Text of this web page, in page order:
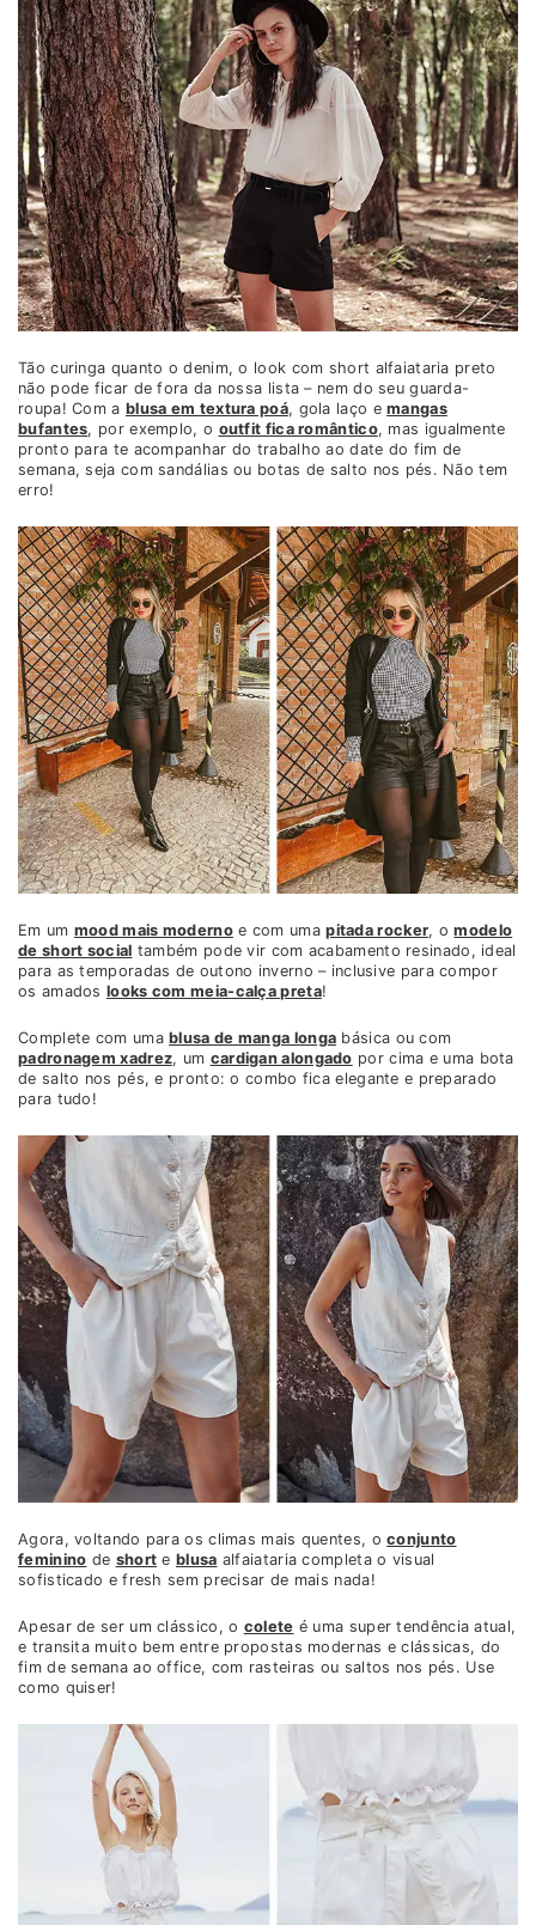
Tão curinga quanto o denim, o look com short alfaiataria preto
não pode ficar de fora da nossa lista – nem do seu guarda-
roupa! Com a blusa em textura poá, gola laço emangas
bufantes, por exemplo, o outfit fica romântico, mas igualmente
pronto para te acompanhar do trabalho ao date do fim de
semana, seja com sandálias ou botas de salto nos pés. Não tem
erro!
Em um mood mais modernoe com umapitada rocker, omodelo
de short social também pode vir com acabamento resinado, ideal
para as temporadas de outono inverno – inclusive para compor
os amados looks com meia-calça preta!
Complete com umablusa de manga longa básica ou com
padronagem xadrez, um cardigan alongado por cima e uma bota
de salto nos pés, e pronto: o combo fica elegante e preparado
para tudo!
Agora, voltando para os climas mais quentes, oconjunto
feminino de short eblusa alfaiataria completa o visual
sofisticado e fresh sem precisar de mais nada!
Apesar de ser um clássico, o colete é uma super tendência atual,
e transita muito bem entre propostas modernas e clássicas, do
fim de semana ao office, com rasteiras ou saltos nos pés. Use
como quiser!